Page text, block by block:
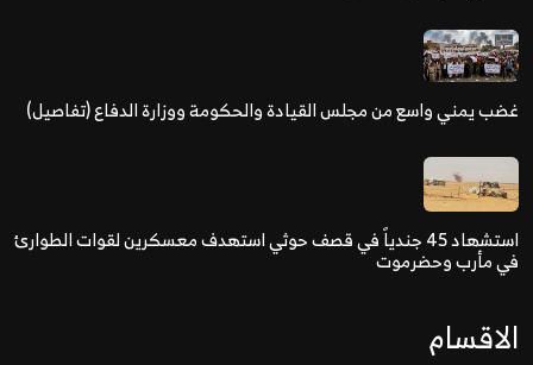
غضب يمني واسع من مجلس القيادة والحكومة ووزارة الدفاع (تفاصيل)
استشهاد 45 جندياً في قصف حوثي استهدف معسكرين لقوات الطوارئ
في مأرب وحضرموت
الاقسام